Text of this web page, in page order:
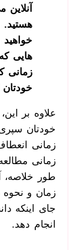
هایی
زمانی
خودتان
علاوه بر
خودتان سپری
زمانی
زمانی
‌طور خلاصه،
زمان و نحوه­
‌جای اینکه
انجام دهد.